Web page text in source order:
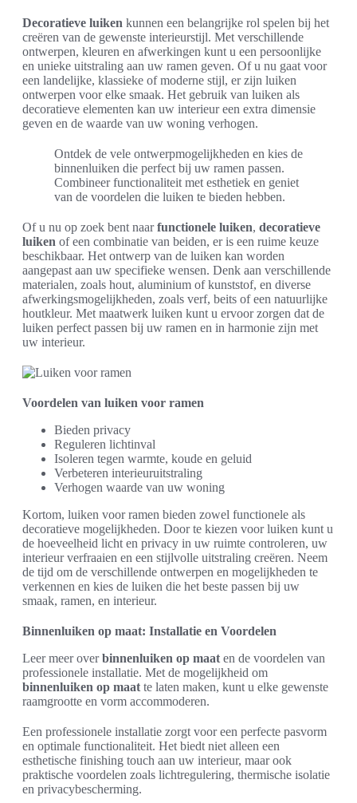
Decoratieve luiken kunnen een belangrijke rol spelen bij het
creëren van de gewenste interieurstijl. Met verschillende
ontwerpen, kleuren en afwerkingen kunt u een persoonlijke
en unieke uitstraling aan uw ramen geven. Of u nu gaat voor
een landelijke, klassieke of moderne stijl, er zijn luiken
ontwerpen voor elke smaak. Het gebruik van luiken als
decoratieve elementen kan uw interieur een extra dimensie
geven en de waarde van uw woning verhogen.
Ontdek de vele ontwerpmogelijkheden en kies de
binnenluiken die perfect bij uw ramen passen.
Combineer functionaliteit met esthetiek en geniet
van de voordelen die luiken te bieden hebben.
Of u nu op zoek bent naarfunctionele luiken, decoratieve
luiken of een combinatie van beiden, er is een ruime keuze
beschikbaar. Het ontwerp van de luiken kan worden
aangepast aan uw specifieke wensen. Denk aan verschillende
materialen, zoals hout, aluminium of kunststof, en diverse
afwerkingsmogelijkheden, zoals verf, beits of een natuurlijke
houtkleur. Met maatwerk luiken kunt u ervoor zorgen dat de
luiken perfect passen bij uw ramen en in harmonie zijn met
uw interieur.
Voordelen van luiken voor ramen
Bieden privacy
Reguleren lichtinval
Isoleren tegen warmte, koude en geluid
Verbeteren interieuruitstraling
Verhogen waarde van uw woning
Kortom, luiken voor ramen bieden zowel functionele als
decoratieve mogelijkheden. Door te kiezen voor luiken kunt u
de hoeveelheid licht en privacy in uw ruimte controleren, uw
interieur verfraaien en een stijlvolle uitstraling creëren. Neem
de tijd om de verschillende ontwerpen en mogelijkheden te
verkennen en kies de luiken die het beste passen bij uw
smaak, ramen, en interieur.
Binnenluiken op maat: Installatie en Voordelen
Leer meer overbinnenluiken op maat en de voordelen van
professionele installatie. Met de mogelijkheid om
binnenluiken op maat te laten maken, kunt u elke gewenste
raamgrootte en vorm accommoderen.
Een professionele installatie zorgt voor een perfecte pasvorm
en optimale functionaliteit. Het biedt niet alleen een
esthetische finishing touch aan uw interieur, maar ook
praktische voordelen zoals lichtregulering, thermische isolatie
en privacybescherming.